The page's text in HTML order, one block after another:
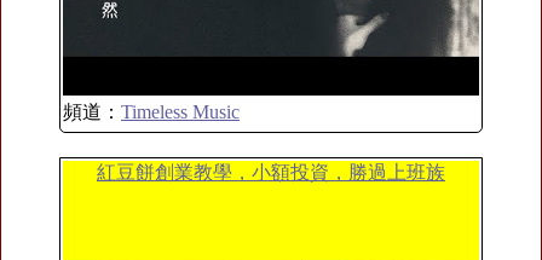
頻道： Timeless Music
紅豆餅創業教學，小額投資，勝過上班族